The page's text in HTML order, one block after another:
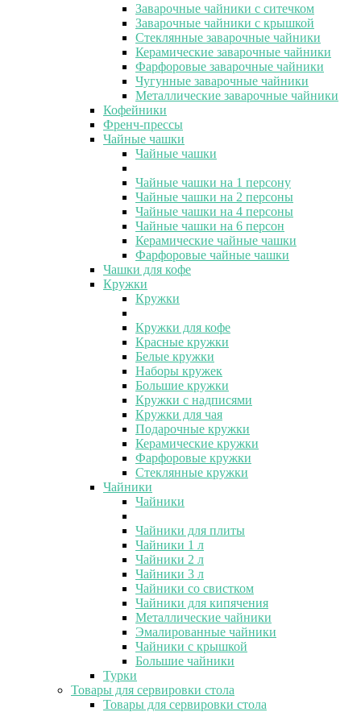
Заварочные чайники с ситечком
Заварочные чайники с крышкой
Стеклянные заварочные чайники
Керамические заварочные чайники
Фарфоровые заварочные чайники
Чугунные заварочные чайники
Металлические заварочные чайники
Кофейники
Френч-прессы
Чайные чашки
Чайные чашки
Чайные чашки на 1 персону
Чайные чашки на 2 персоны
Чайные чашки на 4 персоны
Чайные чашки на 6 персон
Керамические чайные чашки
Фарфоровые чайные чашки
Чашки для кофе
Кружки
Кружки
Кружки для кофе
Красные кружки
Белые кружки
Наборы кружек
Большие кружки
Кружки с надписями
Кружки для чая
Подарочные кружки
Керамические кружки
Фарфоровые кружки
Стеклянные кружки
Чайники
Чайники
Чайники для плиты
Чайники 1 л
Чайники 2 л
Чайники 3 л
Чайники со свистком
Чайники для кипячения
Металлические чайники
Эмалированные чайники
Чайники с крышкой
Большие чайники
Турки
Товары для сервировки стола
Товары для сервировки стола